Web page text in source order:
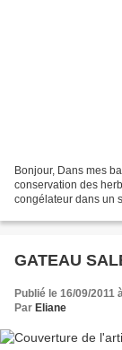
Bonjour, Dans mes
conservation des
congélateur dans un
GATEAU
Publié le 16/09/2011
Par Eliane